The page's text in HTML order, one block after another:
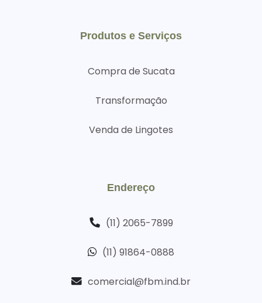
Produtos e Serviços
Compra de Sucata
Transformação
Venda de Lingotes
Endereço
(11) 2065-7899
(11) 91864-0888
comercial@fbm.ind.br